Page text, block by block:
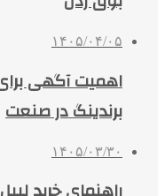
۱۴۰۵/۰۴/۰۵
اهمیت آگهی
برندینگ در صنعت
۱۴۰۵/۰۳/۳۰